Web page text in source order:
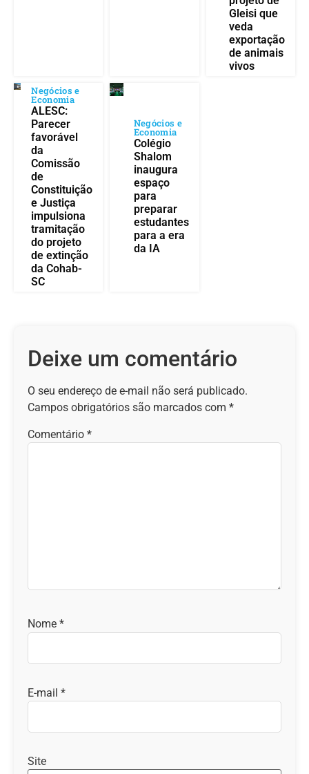
Gleisi que
veda
exportação
de animais
vivos
Negócios e
Economia
ALESC:
Parecer
favorável
da
Comissão
de
Constituição
e Justiça
impulsiona
tramitação
do projeto
de extinção
da Cohab-
SC
Negócios e
Economia
Colégio
Shalom
inaugura
espaço
para
preparar
estudantes
para a era
da IA
Deixe um comentário
O seu endereço de e-mail não será publicado.
Campos obrigatórios são marcados com *
Comentário *
Nome *
E-mail *
Site